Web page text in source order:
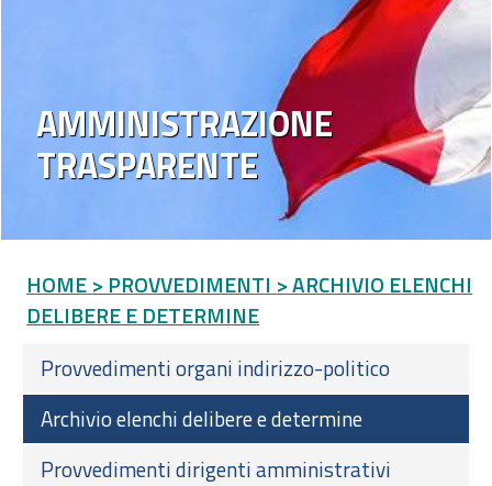
AMMINISTRAZIONE
TRASPARENTE
HOME > PROVVEDIMENTI > ARCHIVIO ELENCHI
DELIBERE E DETERMINE
Provvedimenti organi indirizzo-politico
Archivio elenchi delibere e determine
Provvedimenti dirigenti amministrativi